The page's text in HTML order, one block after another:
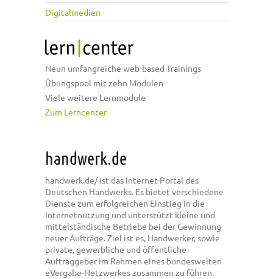
Digitalmedien
Neun umfangreiche web-based Trainings
Übungspool mit zehn Modulen
Viele weitere Lernmodule
Zum Lerncenter
handwerk.de
handwerk.de/ ist das Internet-Portal des
Deutschen Handwerks. Es bietet verschiedene
Dienste zum erfolgreichen Einstieg in die
Internetnutzung und unterstützt kleine und
mittelständische Betriebe bei der Gewinnung
neuer Aufträge. Ziel ist es, Handwerker, sowie
private, gewerbliche und öffentliche
Auftraggeber im Rahmen eines bundesweiten
eVergabe-Netzwerkes zusammen zu führen.